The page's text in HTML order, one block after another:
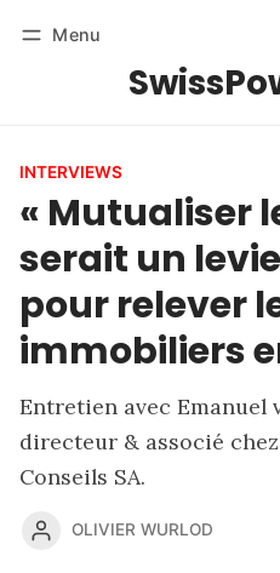
Menu
Se connecter S'abonner
INTERVIEWS
« Mutualiser
serait un
pour relever
immobiliers
Entretien avec Emanuel
directeur & associé
Conseils SA.
OLIVIER WURLOD